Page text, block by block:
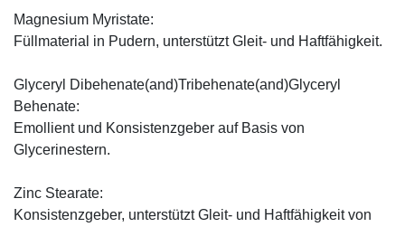
Magnesium Myristate:
Füllmaterial in Pudern, unterstützt Gleit- und Haftfähigkeit.
Glyceryl Dibehenate(and)Tribehenate(and)Glyceryl
Behenate:
Emollient und Konsistenzgeber auf Basis von
Glycerinestern.
Zinc Stearate:
Konsistenzgeber, unterstützt Gleit- und Haftfähigkeit von